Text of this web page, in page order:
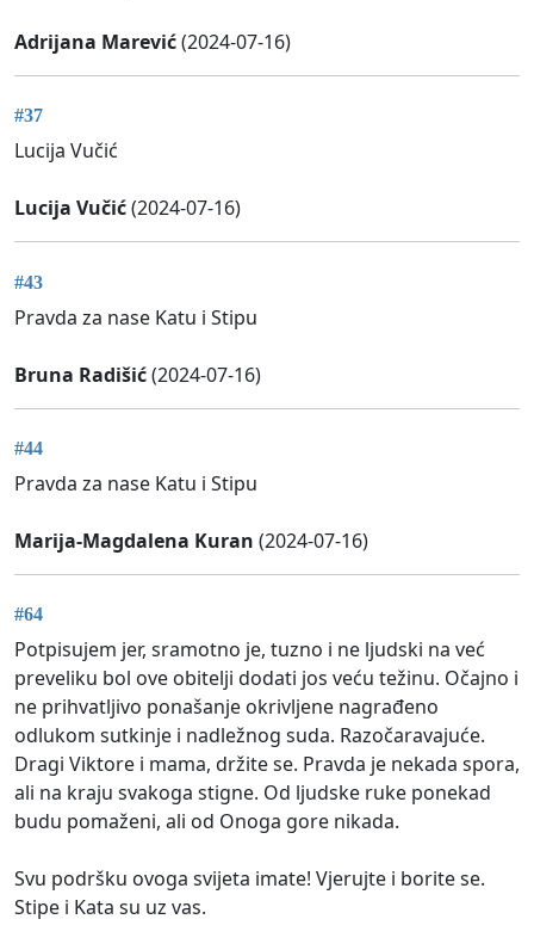
Adrijana Marević(2024-07-16)
#37
Lucija Vučić
Lucija Vučić(2024-07-16)
#43
Pravda za nase Katu i Stipu
Bruna Radišić(2024-07-16)
#44
Pravda za nase Katu i Stipu
Marija-Magdalena Kuran (2024-07-16)
#64
Potpisujem jer, sramotno je, tuzno i ne ljudski na već
preveliku bol ove obitelji dodati jos veću težinu. Očajno i
ne prihvatljivo ponašanje okrivljene nagrađeno
odlukom sutkinje i nadležnog suda. Razočaravajuće.
Dragi Viktore i mama, držite se. Pravda je nekada spora,
ali na kraju svakoga stigne. Od ljudske ruke ponekad
budu pomaženi, ali od Onoga gore nikada.
Svu podršku ovoga svijeta imate! Vjerujte i borite se.
Stipe i Kata su uz vas.